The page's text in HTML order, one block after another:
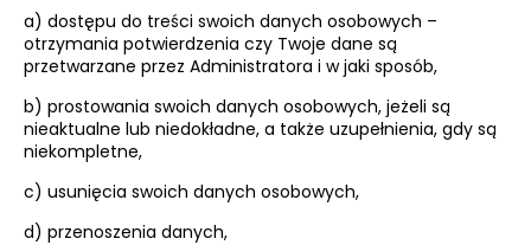
a) dostępu do treści swoich danych osobowych –
otrzymania potwierdzenia czy Twoje dane są
przetwarzane przez Administratora i w jaki sposób,
b) prostowania swoich danych osobowych, jeżeli są
nieaktualne lub niedokładne, a także uzupełnienia, gdy są
niekompletne,
c) usunięcia swoich danych osobowych,
d) przenoszenia danych,